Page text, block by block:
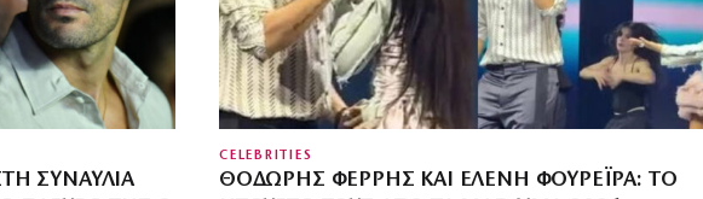
ΣΥΝΑΥΛΊΑ
CELEBRITIES
ΘΟΔΩΡΉΣ ΦΈΡΡΗΣ ΚΑΙ ΕΛΈΝΗ ΦΟΥΡΈΙΡΑ: ΤΟ